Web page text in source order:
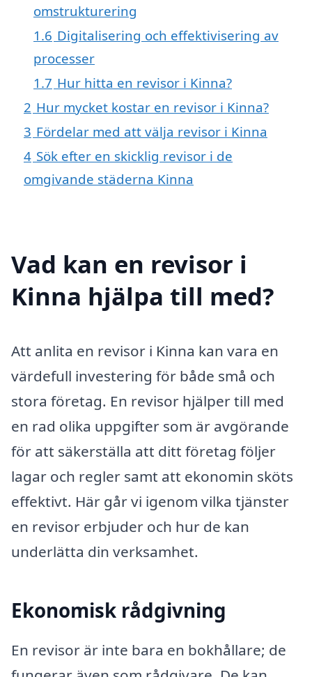
omstrukturering
1.6 Digitalisering och effektivisering av
processer
1.7 Hur hitta en revisor i Kinna?
2 Hur mycket kostar en revisor i Kinna?
3 Fördelar med att välja revisor i Kinna
4 Sök efter en skicklig revisor i de
omgivande städerna Kinna
Vad kan en revisor i
Kinna hjälpa till med?
Att anlita en revisor i Kinna kan vara en
värdefull investering för både små och
stora företag. En revisor hjälper till med
en rad olika uppgifter som är avgörande
för att säkerställa att ditt företag följer
lagar och regler samt att ekonomin sköts
effektivt. Här går vi igenom vilka tjänster
en revisor erbjuder och hur de kan
underlätta din verksamhet.
Ekonomisk rådgivning
En revisor är inte bara en bokhållare; de